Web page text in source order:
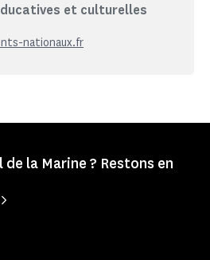
et culturelles
nationaux.fr
la Marine ? Restons en